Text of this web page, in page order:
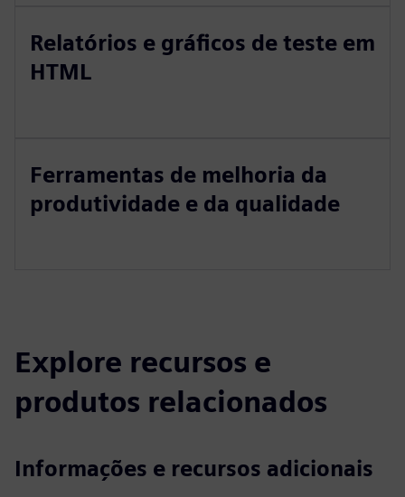
Relatórios e gráficos de teste em
HTML
Ferramentas de melhoria da
produtividade e da qualidade
Explore recursos e
produtos relacionados
Informações e recursos adicionais